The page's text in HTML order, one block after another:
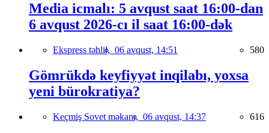
Media icmalı: 5 avqust saat 16:00-dan
6 avqust 2026-cı il saat 16:00-dək
Ekspress təhlil, 06 avqust, 14:51 580
Gömrükdə keyfiyyət inqilabı, yoxsa
yeni bürokratiya?
Keçmiş Sovet məkanı, 06 avqust, 14:37 616